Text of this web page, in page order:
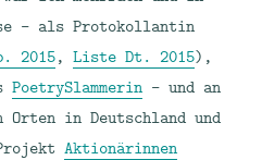
– als Protokollantin
2015,Liste Dt. 2015),
PoetrySlammerin – und an
Orten in Deutschland und
Aktionärinnen